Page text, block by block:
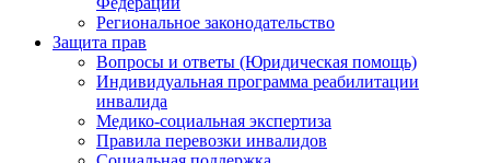
Региональное законодательство
Защита прав
Вопросы и ответы (Юридическая помощь)
Индивидуальная программа реабилитации
инвалида
Медико-социальная экспертиза
Правила перевозки инвалидов